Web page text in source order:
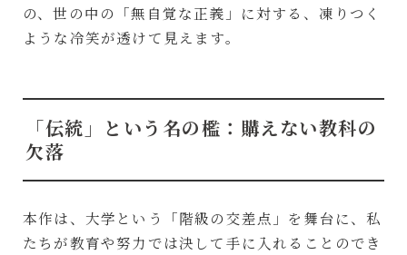
の、世の中の「無自覚な正義」に対する、凍りつく
ような冷笑が透けて見えます。
「伝統」という名の檻：購えない教科の
欠落
本作は、大学という「階級の交差点」を舞台に、私
たちが教育や努力では決して手に入れることのでき